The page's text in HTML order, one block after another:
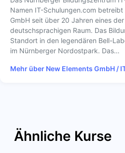
Namen IT-Schulungen.com
GmbH seit über 20 Jahren eines
deutschsprachigen Raum. Das
Standort in den legendären Bell-
im Nürnberger Nordostpark. Das…
Mehr über New Elements GmbH /
Ähnliche Kurse